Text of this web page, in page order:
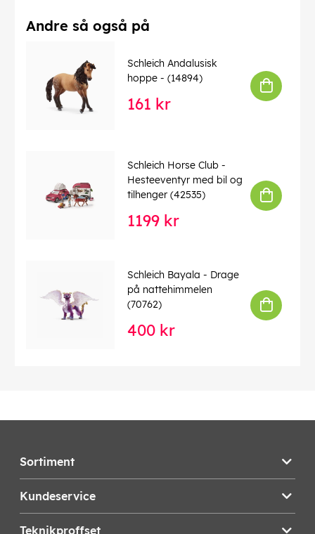
Andre så også på
Schleich Andalusisk
hoppe - (14894)
161 kr
Schleich Horse Club -
Hesteeventyr med bil og
tilhenger (42535)
1199 kr
Schleich Bayala - Drage
på nattehimmelen
(70762)
400 kr
Sortiment
Kundeservice
Teknikproffset